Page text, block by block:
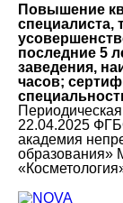
Повышение
специалиста,
последние 5
заведения,
часов;
22.04.2025
академия
образования»